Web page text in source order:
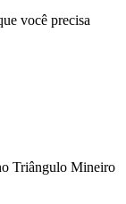
você precisa
Triângulo Mineiro